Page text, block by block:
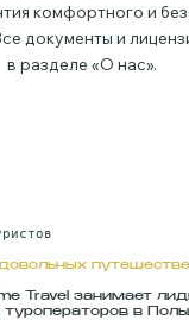
комфортного и
документы и
в разделе «О нас».
Travel занимает
в